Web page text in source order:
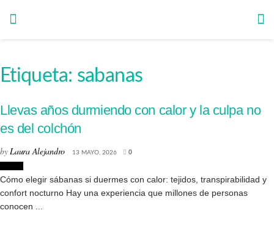
Etiqueta: sabanas
Llevas años durmiendo con calor y la culpa no
es del colchón
byLaura Alejandro 13 MAYO, 2026 0
Cómo elegir sábanas si duermes con calor: tejidos, transpirabilidad y
confort nocturno Hay una experiencia que millones de personas
conocen ...